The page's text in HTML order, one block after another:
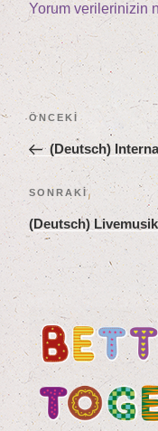
Yorum verilerinizin
Yazı
gezinmesi
Önceki
Yazı
ÖNCEKI
(Deutsch)
Sonraki
Yazı
SONRAKI
(Deutsch)